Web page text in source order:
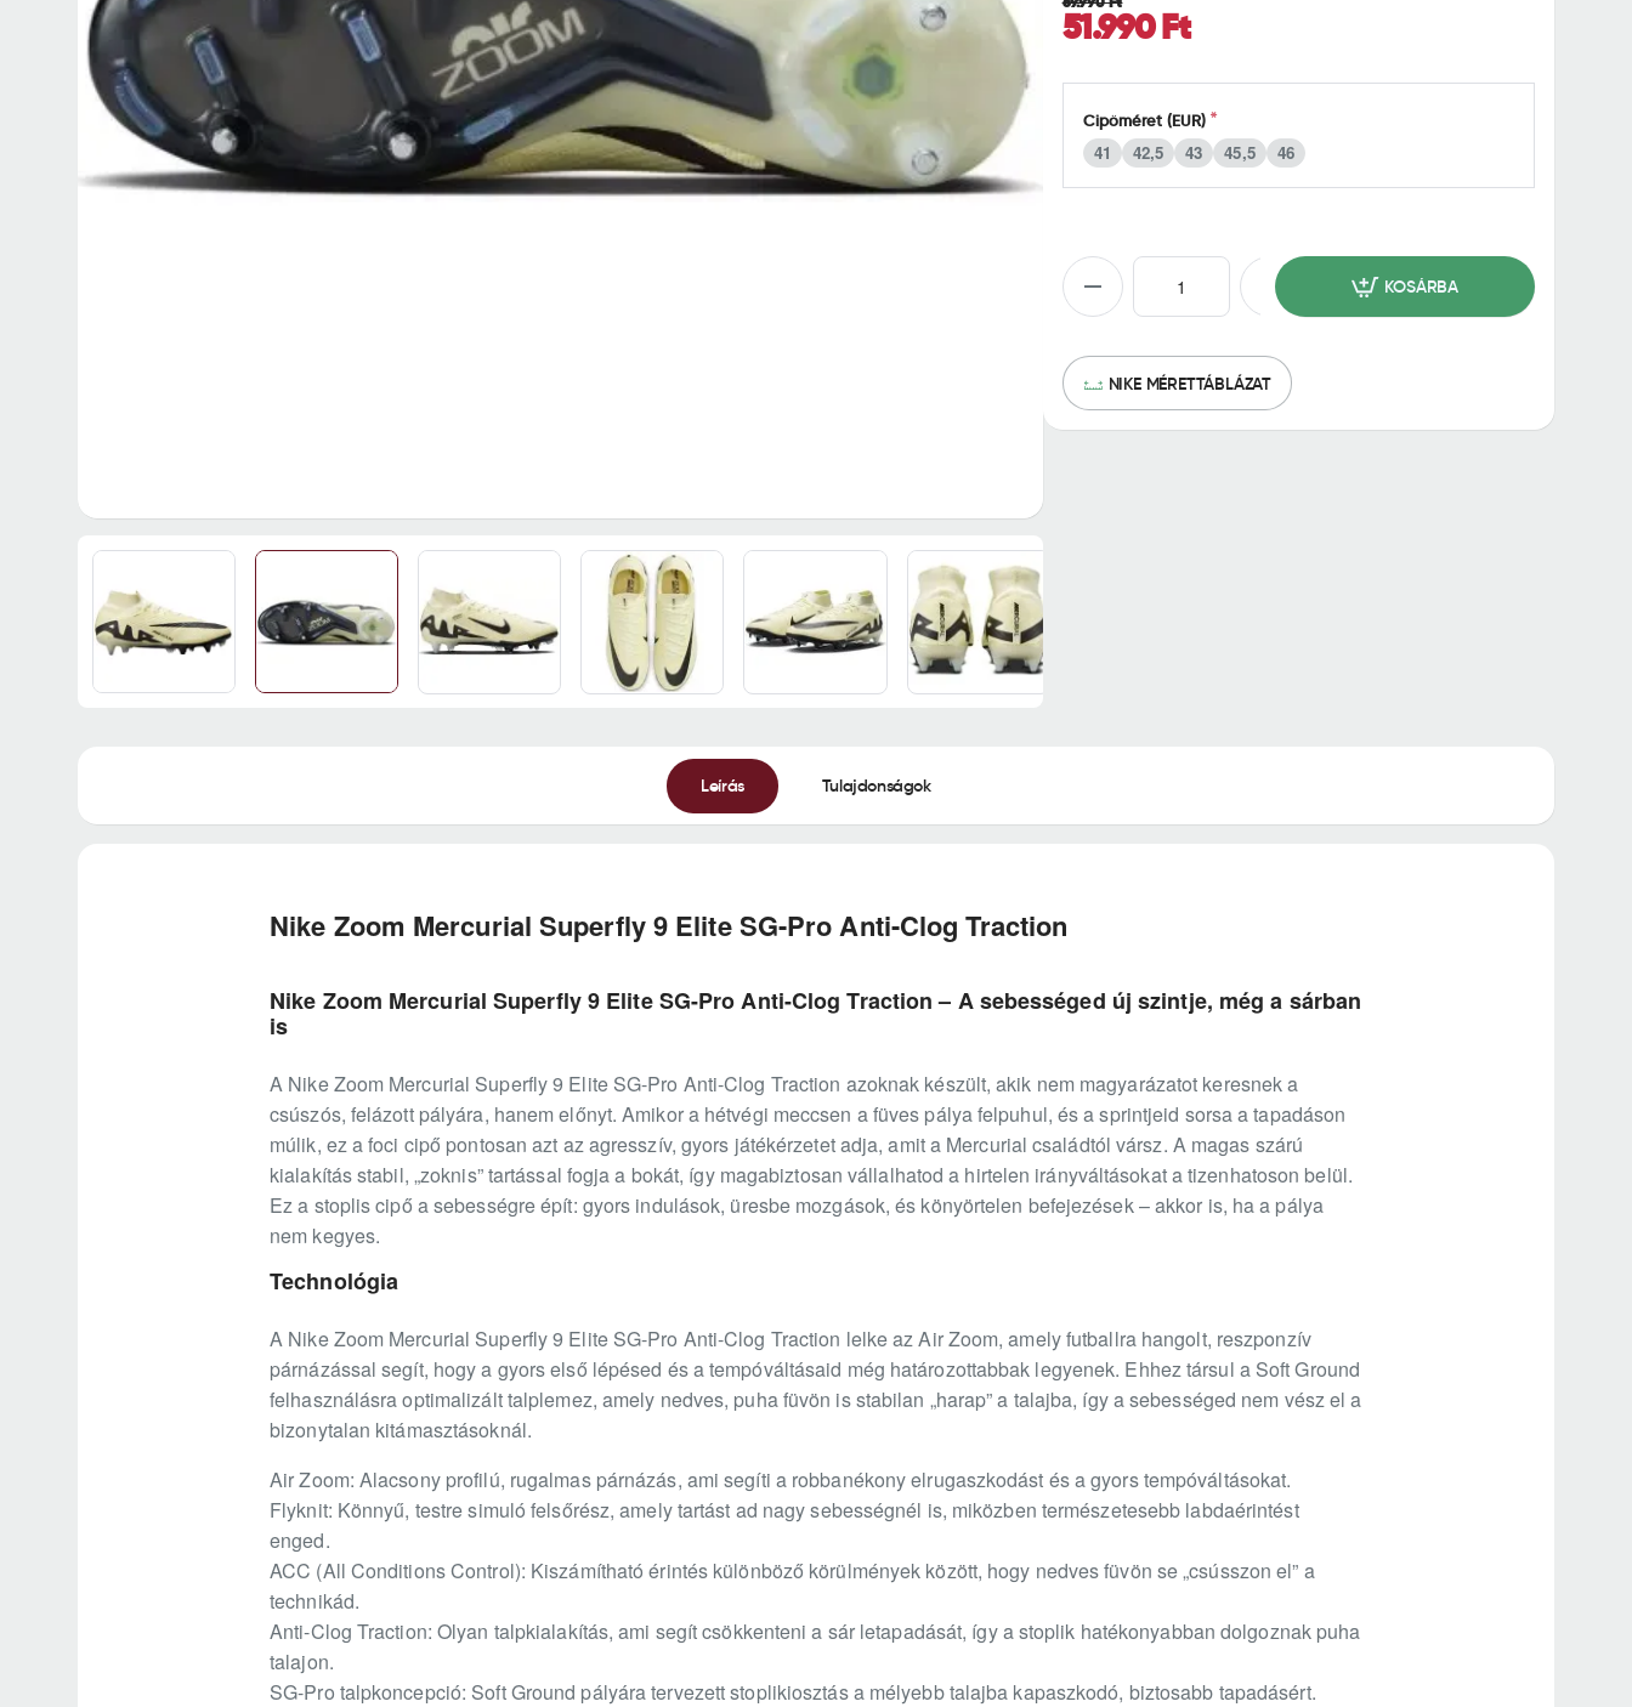
51.990 Ft
Cipőméret (EUR)
41 42,5 43 45,5 46
KOSÁRBA
NIKE MÉRETTÁBLÁZAT
Leírás Tulajdonságok
Nike Zoom Mercurial Superfly 9 Elite SG-Pro Anti-Clog Traction
Nike Zoom Mercurial Superfly 9 Elite SG-Pro Anti-Clog Traction – A sebességed új szintje, még a sárban
is
A Nike Zoom Mercurial Superfly 9 Elite SG-Pro Anti-Clog Traction azoknak készült, akik nem magyarázatot keresnek a
csúszós, felázott pályára, hanem előnyt. Amikor a hétvégi meccsen a füves pálya felpuhul, és a sprintjeid sorsa a tapadáson
múlik, ez a foci cipő pontosan azt az agresszív, gyors játékérzetet adja, amit a Mercurial családtól vársz. A magas szárú
kialakítás stabil, „zoknis” tartással fogja a bokát, így magabiztosan vállalhatod a hirtelen irányváltásokat a tizenhatoson belül.
Ez a stoplis cipő a sebességre épít: gyors indulások, üresbe mozgások, és könyörtelen befejezések – akkor is, ha a pálya
nem kegyes.
Technológia
A Nike Zoom Mercurial Superfly 9 Elite SG-Pro Anti-Clog Traction lelke az Air Zoom, amely futballra hangolt, reszponzív
párnázással segít, hogy a gyors első lépésed és a tempóváltásaid még határozottabbak legyenek. Ehhez társul a Soft Ground
felhasználásra optimalizált talplemez, amely nedves, puha füvön is stabilan „harap” a talajba, így a sebességed nem vész el a
bizonytalan kitámasztásoknál.
Air Zoom: Alacsony profilú, rugalmas párnázás, ami segíti a robbanékony elrugaszkodást és a gyors tempóváltásokat.
Flyknit: Könnyű, testre simuló felsőrész, amely tartást ad nagy sebességnél is, miközben természetesebb labdaérintést
enged.
ACC (All Conditions Control): Kiszámítható érintés különböző körülmények között, hogy nedves füvön se „csússzon el” a
technikád.
Anti-Clog Traction: Olyan talpkialakítás, ami segít csökkenteni a sár letapadását, így a stoplik hatékonyabban dolgoznak puha
talajon.
SG-Pro talpkoncepció: Soft Ground pályára tervezett stoplikiosztás a mélyebb talajba kapaszkodó, biztosabb tapadásért.